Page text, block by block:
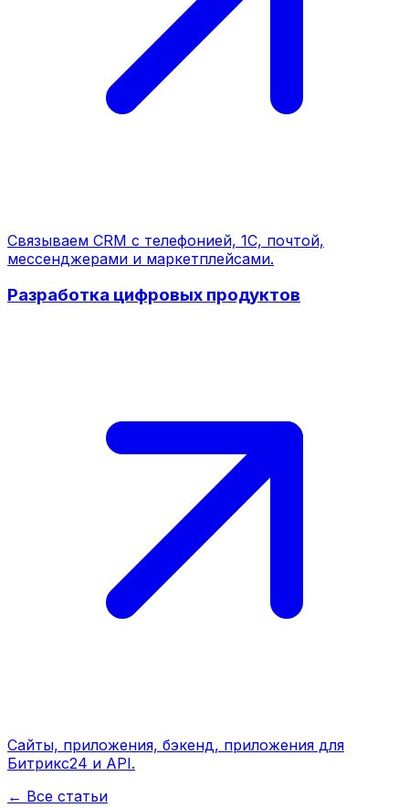
Связываем CRM с телефонией, 1С, почтой,
мессенджерами и маркетплейсами.
Разработка цифровых продуктов
Сайты, приложения, бэкенд, приложения для
Битрикс24 и API.
← Все статьи